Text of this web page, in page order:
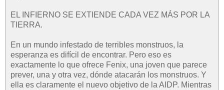
EL INFIERNO SE EXTIENDE CADA VEZ MÁS POR LA
TIERRA.
En un mundo infestado de terribles monstruos, la
esperanza es difícil de encontrar. Pero eso es
exactamente lo que ofrece Fenix, una joven que parece
prever, una y otra vez, dónde atacarán los monstruos. Y
ella es claramente el nuevo objetivo de la AIDP. Mientras